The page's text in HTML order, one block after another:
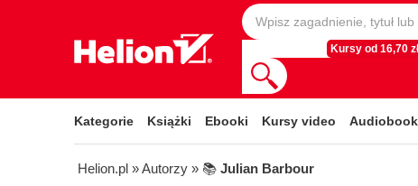
Kursy od 16,70 zł
Kategorie Książki Ebooki Kursy video
Helion.pl » Autorzy » 📚 Julian Barbour